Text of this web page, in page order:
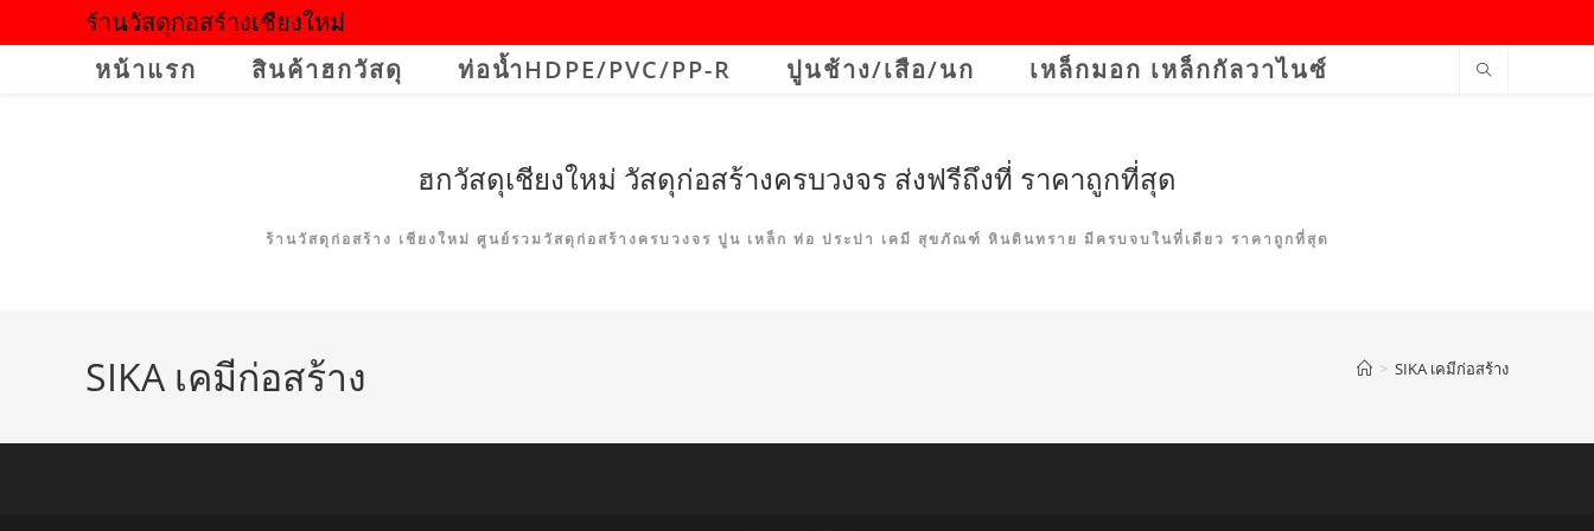
to
ร้านวัสดุก่อสร้างเชียงใหม่
หน้าแรก
สินค้าฮกวัสดุ ท่อน้ำHDPE/PVC/PP-R ปูนช้าง/เสือ/นก เหล็กมอก เหล็กกัลวาไนซ์
ฮกวัสดุเชียงใหม่ วัสดุก่อสร้างครบวงจร ส่งฟรีถึงที่ ราคาถูกที่สุด
ร้านวัสดุก่อสร้าง เชียงใหม่ ศูนย์รวมวัสดุก่อสร้างครบวงจร ปูน เหล็ก ท่อ ประปา เคมี สุขภัณฑ์ หินดินทราย มีครบจบในที่เดียว ราคาถูกที่สุด
SIKA เคมีก่อสร้าง > SIKA เคมีก่อสร้าง